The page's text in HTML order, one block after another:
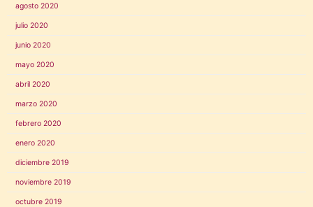
agosto 2020
julio 2020
junio 2020
mayo 2020
abril 2020
marzo 2020
febrero 2020
enero 2020
diciembre 2019
noviembre 2019
octubre 2019